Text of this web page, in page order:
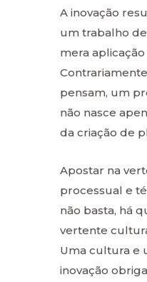
A inovação
um trabalho
mera
pensam, um
não nasce
da criação de
Apostar na
processual e
não basta, há
vertente
Uma cultura e
inovação